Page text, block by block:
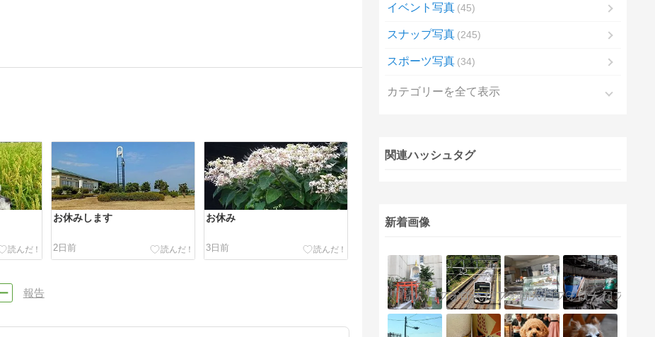
お休みします
2日前
お休み
3日前
報告
イベント写真 45
スナップ写真 245
スポーツ写真 34
カテゴリーを全て表示
関連ハッシュタグ
新着画像